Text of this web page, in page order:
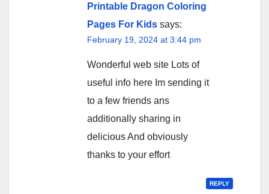
Printable Dragon Coloring
Pages For Kids says:
February 19, 2024 at 3:44 pm
Wonderful web site Lots of
useful info here Im sending it
to a few friends ans
additionally sharing in
delicious And obviously
thanks to your effort
REPLY